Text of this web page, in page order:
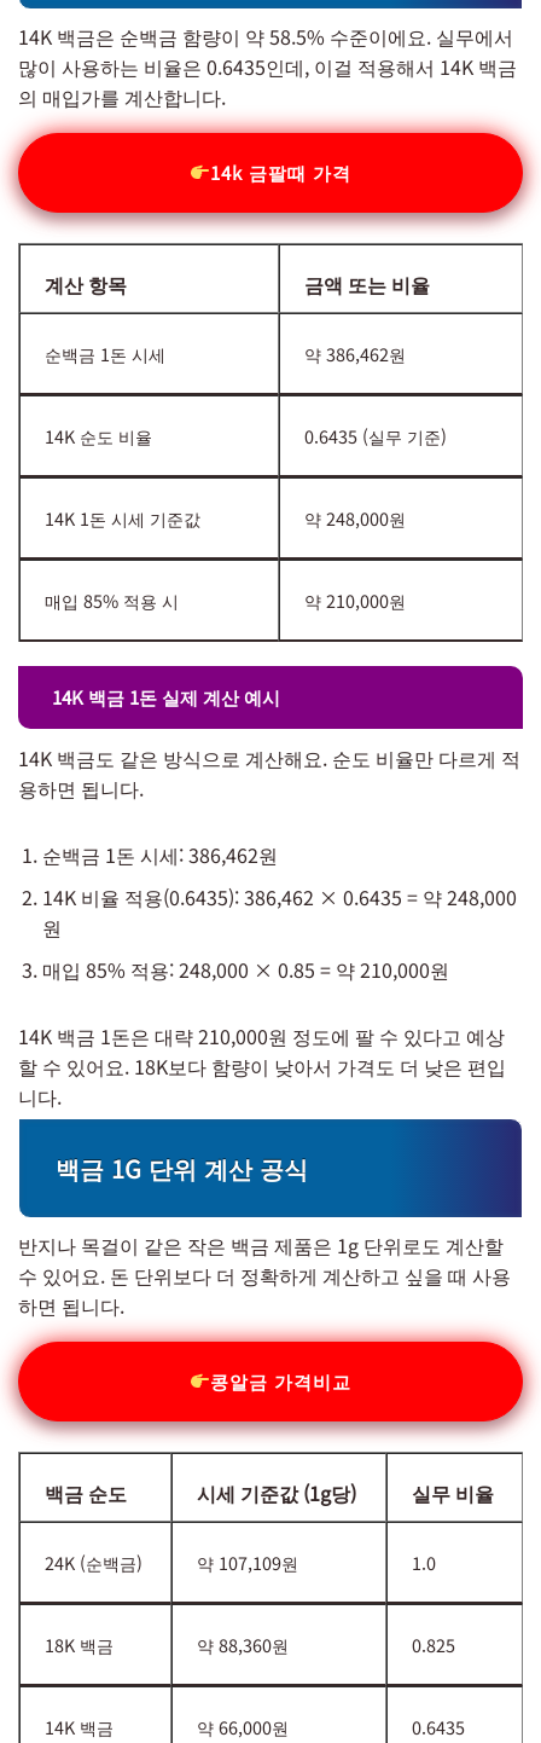
14K 백금은 순백금 함량이 약 58.5% 수준이에요. 실무에서
많이 사용하는 비율은 0.6435인데, 이걸 적용해서 14K 백금
의 매입가를 계산합니다.
14k 금팔때 가격
계산 항목 금액 또는 비율
순백금 1돈 시세 약 386,462원
14K 순도 비율 0.6435 (실무 기준)
14K 1돈 시세 기준값 약 248,000원
매입 85% 적용 시 약 210,000원
14K 백금 1돈 실제 계산 예시
14K 백금도 같은 방식으로 계산해요. 순도 비율만 다르게 적
용하면 됩니다.
순백금 1돈 시세: 386,462원
14K 비율 적용(0.6435): 386,462 × 0.6435 = 약 248,000
원
매입 85% 적용: 248,000 × 0.85 = 약 210,000원
14K 백금 1돈은 대략 210,000원 정도에 팔 수 있다고 예상
할 수 있어요. 18K보다 함량이 낮아서 가격도 더 낮은 편입
니다.
백금 1G 단위 계산 공식
반지나 목걸이 같은 작은 백금 제품은 1g 단위로도 계산할
수 있어요. 돈 단위보다 더 정확하게 계산하고 싶을 때 사용
하면 됩니다.
콩알금 가격비교
백금 순도 시세 기준값 (1g당) 실무 비율
24K (순백금) 약 107,109원 1.0
18K 백금 약 88,360원 0.825
14K 백금 약 66,000원 0.6435